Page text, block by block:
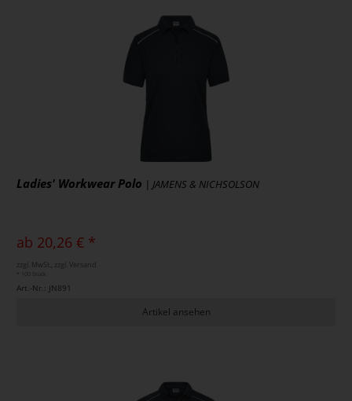
Ladies' Workwear Polo | JAMENS & NICHSOLSON
ab 20,26 € *
zzgl. MwSt., zzgl. Versand
Art.-Nr.: JN891
Artikel ansehen